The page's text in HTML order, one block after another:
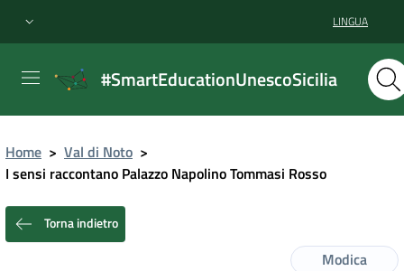
LINGUA
#SmartEducationUnescoSicilia
Home > Val di Noto >
I sensi raccontano Palazzo Napolino Tommasi Rosso
Torna indietro
Modica